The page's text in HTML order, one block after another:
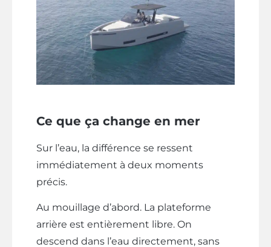
Ce que ça change en mer
Sur l’eau, la différence se ressent
immédiatement à deux moments
précis.
Au mouillage d’abord. La plateforme
arrière est entièrement libre. On
descend dans l’eau directement, sans